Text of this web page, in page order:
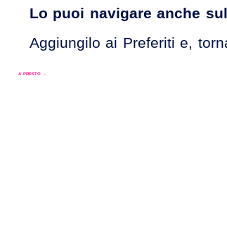
Lo puoi navigare anche
Aggiungilo ai Preferiti e,
A PRESTO ..